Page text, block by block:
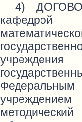
4)
кафедрой
учреждения